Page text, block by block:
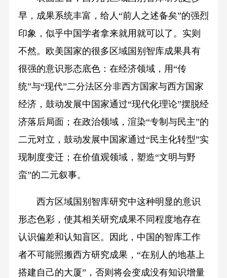
早，成果系统丰富，给人“前人之述备矣”的强烈
印象，似乎中国学者拿来就用就可以了。实则
不然。欧美国家的很多区域国别智库成果具有
很强的意识形态底色：在经济领域，用“传
统”与“现代”二分法区分非西方国家与西方国家
经济，鼓动发展中国家通过“现代化理论”摆脱经
济落后局面；在政治领域，渲染“专制与民主”的
二元对立，鼓动发展中国家通过“民主化转型”实
现制度变迁；在价值观领域，塑造“文明与野
蛮”的二元叙事。
西方区域国别智库研究中这种明显的意识
形态色彩，使其相关研究成果不同程度地存在
认识偏差和认知盲区。因此，中国的智库工作
者不可能照搬西方研究成果，“在别人的地基上
搭建自己的大厦”，否则将会变成没有知识增量